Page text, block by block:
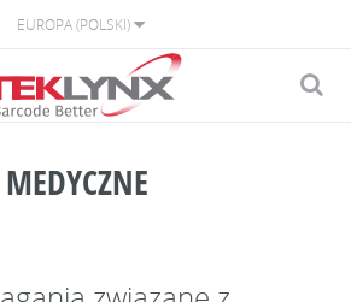
EUROPA (POLSKI)